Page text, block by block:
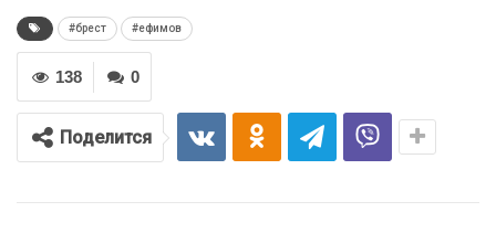
#брест #ефимов
0
138
Поделится